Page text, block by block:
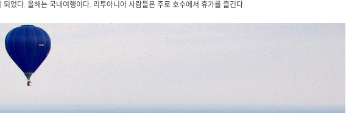
되었다. 올해는 국내여행이다. 리투아니아 사람들은 주로 호수에서 휴가를 즐긴다.